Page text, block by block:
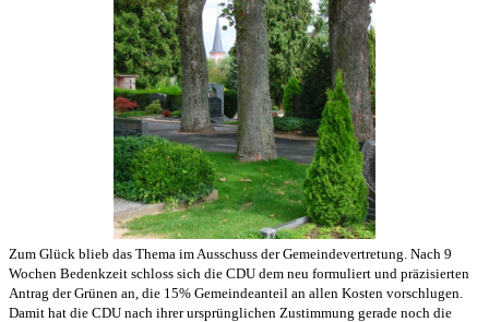
Zum Glück blieb das Thema im Ausschuss der Gemeindevertretung. Nach 9
Wochen Bedenkzeit schloss sich die CDU dem neu formuliert und präzisierten
Antrag der Grünen an, die 15% Gemeindeanteil an allen Kosten vorschlugen.
Damit hat die CDU nach ihrer ursprünglichen Zustimmung gerade noch die